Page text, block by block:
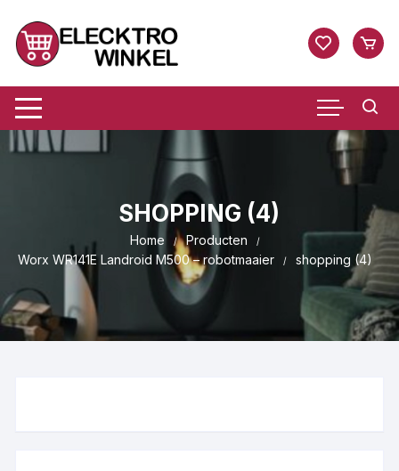
naar
inhoud
SHOPPING (4)
Home
Producten
Worx WR141E Landroid M500 – robotmaaier
shopping (4)